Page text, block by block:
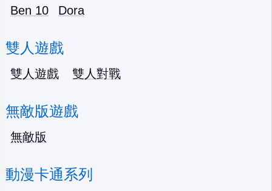
Ben 10
Dora
雙人遊戲
雙人遊戲 雙人對戰
無敵版遊戲
無敵版
動漫卡通系列